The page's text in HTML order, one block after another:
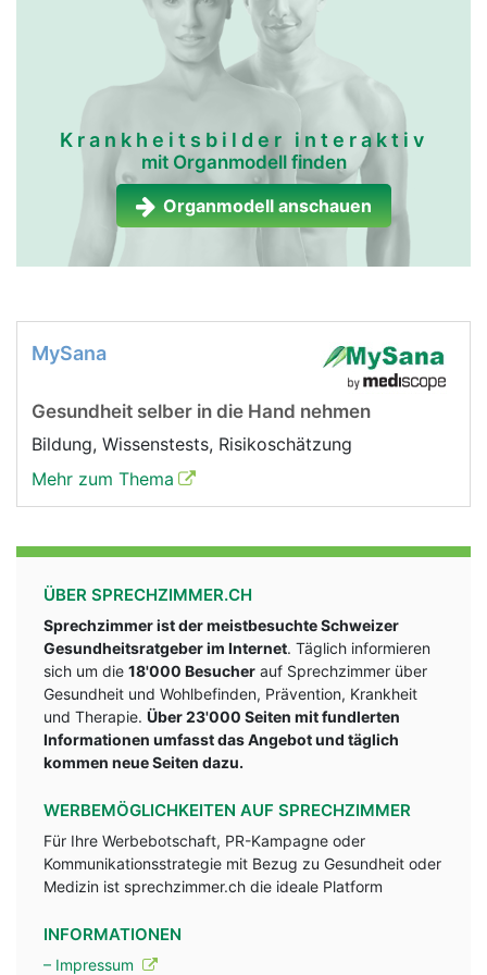
Krankheitsbilder interaktiv
mit Organmodell finden
Organmodell anschauen
MySana
Gesundheit selber in die Hand nehmen
Bildung, Wissenstests, Risikoschätzung
Mehr zum Thema
ÜBER SPRECHZIMMER.CH
Sprechzimmer ist der meistbesuchte Schweizer
Gesundheitsratgeber im Internet. Täglich informieren
sich um die 18'000 Besucher auf Sprechzimmer über
Gesundheit und Wohlbefinden, Prävention, Krankheit
und Therapie. Über 23'000 Seiten mit fundlerten
Informationen umfasst das Angebot und täglich
kommen neue Seiten dazu.
WERBEMÖGLICHKEITEN AUF SPRECHZIMMER
Für Ihre Werbebotschaft, PR-Kampagne oder
Kommunikationsstrategie mit Bezug zu Gesundheit oder
Medizin ist sprechzimmer.ch die ideale Platform
INFORMATIONEN
– Impressum